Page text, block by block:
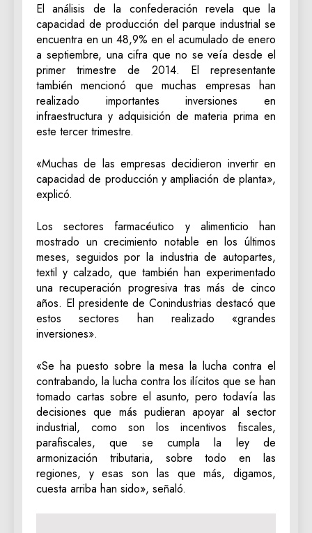
El análisis de la confederación revela que la
capacidad de producción del parque industrial se
encuentra en un 48,9% en el acumulado de enero
a septiembre, una cifra que no se veía desde el
primer trimestre de 2014. El representante
también mencionó que muchas empresas han
realizado importantes inversiones en
infraestructura y adquisición de materia prima en
este tercer trimestre.
«Muchas de las empresas decidieron invertir en
capacidad de producción y ampliación de planta»,
explicó.
Los sectores farmacéutico y alimenticio han
mostrado un crecimiento notable en los últimos
meses, seguidos por la industria de autopartes,
textil y calzado, que también han experimentado
una recuperación progresiva tras más de cinco
años. El presidente de Conindustrias destacó que
estos sectores han realizado «grandes
inversiones».
«Se ha puesto sobre la mesa la lucha contra el
contrabando, la lucha contra los ilícitos que se han
tomado cartas sobre el asunto, pero todavía las
decisiones que más pudieran apoyar al sector
industrial, como son los incentivos fiscales,
parafiscales, que se cumpla la ley de
armonización tributaria, sobre todo en las
regiones, y esas son las que más, digamos,
cuesta arriba han sido», señaló.